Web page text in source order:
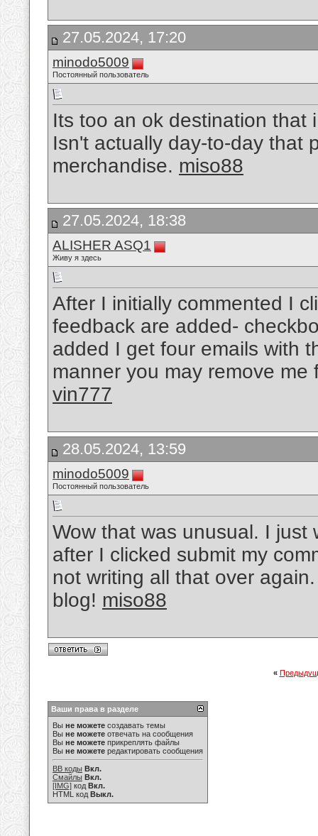
27.05.2024, 17:20
minodo5009
Постоянный пользователь
Its too an ok destination that
Isn't actually day-to-day that
merchandise. miso88
27.05.2024, 18:38
ALISHER ASQ1
Живу я здесь
After I initially commented I
feedback are added-
added I get four emails with
manner you may remove
vin777
28.05.2024, 13:59
minodo5009
Постоянный пользователь
Wow that was unusual. I just
after I clicked submit my
not writing all that over
blog! miso88
«
Ваши права в разделе
Вы не можете создавать темы
Вы не можете отвечать на сообщения
Вы не можете прикреплять файлы
Вы не можете редактировать сообщения
BB коды Вкл.
Смайлы Вкл.
[IMG] код Вкл.
HTML код Выкл.